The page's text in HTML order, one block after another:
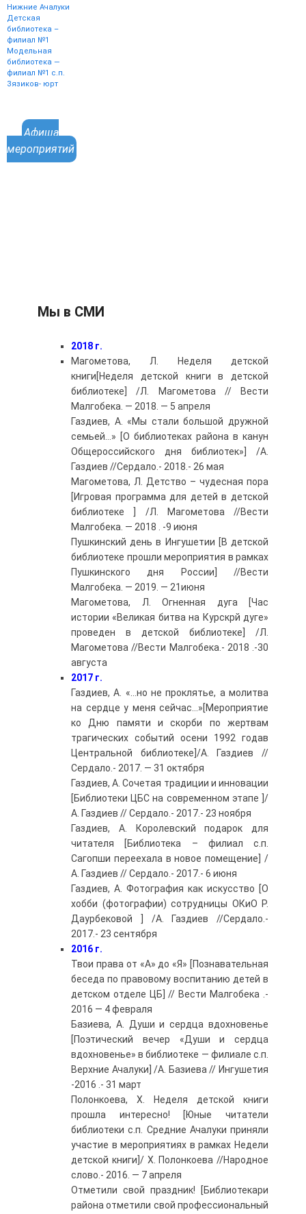
Нижние Ачалуки
Детская
библиотека –
филиал №1
Модельная
библиотека —
филиал №1 с.п.
Зязиков- юрт
Афиша
мероприятий
Мы в СМИ
2018 г.
Магометова, Л. Неделя детской
книги[Неделя детской книги в детской
библиотеке] /Л. Магометова // Вести
Малгобека. — 2018. — 5 апреля
Газдиев, А. «Мы стали большой дружной
семьей…» [О библиотеках района в канун
Общероссийского дня библиотек»] /А.
Газдиев //Сердало.- 2018.- 26 мая
Магометова, Л. Детство – чудесная пора
[Игровая программа для детей в детской
библиотеке ] /Л. Магометова //Вести
Малгобека. — 2018 . -9 июня
Пушкинский день в Ингушетии [В детской
библиотеке прошли мероприятия в рамках
Пушкинского дня России] //Вести
Малгобека. — 2019. — 21июня
Магометова, Л. Огненная дуга [Час
истории «Великая битва на Курскрй дуге»
проведен в детской библиотеке] /Л.
Магометова //Вести Малгобека.- 2018 .-30
августа
2017 г.
Газдиев, А. «…но не проклятье, а молитва
на сердце у меня сейчас…»[Мероприятие
ко Дню памяти и скорби по жертвам
трагических событий осени 1992 годав
Центральной библиотеке]/А. Газдиев //
Сердало.- 2017. — 31 октября
Газдиев, А. Сочетая традиции и инновации
[Библиотеки ЦБС на современном этапе ]/
А. Газдиев // Сердало.- 2017.- 23 ноября
Газдиев, А. Королевский подарок для
читателя [Библиотека – филиал с.п.
Сагопши переехала в новое помещение] /
А. Газдиев // Сердало.- 2017.- 6 июня
Газдиев, А. Фотография как искусство [О
хобби (фотографии) сотрудницы ОКиО Р.
Даурбековой ] /А. Газдиев //Сердало.-
2017.- 23 сентября
2016 г.
Твои права от «А» до «Я» [Познавательная
беседа по правовому воспитанию детей в
детском отделе ЦБ] // Вести Малгобека .-
2016 — 4 февраля
Базиева, А. Души и сердца вдохновенье
[Поэтический вечер «Души и сердца
вдохновенье» в библиотеке — филиале с.п.
Верхние Ачалуки] /А. Базиева // Ингушетия
-2016 .- 31 март
Полонкоева, Х. Неделя детской книги
прошла интересно! [Юные читатели
библиотеки с.п. Средние Ачалуки приняли
участие в мероприятиях в рамках Недели
детской книги]/ Х. Полонкоева //Народное
слово.- 2016. — 7 апреля
Отметили свой праздник! [Библиотекари
района отметили свой профессиональный